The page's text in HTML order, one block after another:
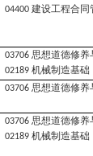
04400建设工程合同
03706思想道德修养
02189机械制造基础
03706思想道德修养
03706思想道德修养
02189机械制造基础